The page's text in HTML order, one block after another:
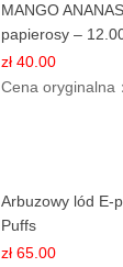
MANGO
papierosy –
zł 40.00
Cena oryginalna
Arbuzowy lód E-
Puffs
zł 65.00